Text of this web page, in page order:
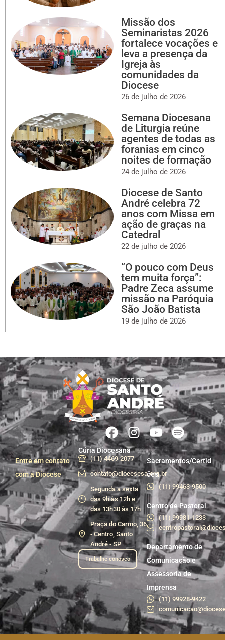
Missão dos
Seminaristas 2026
fortalece vocações e
leva a presença da
Igreja às
comunidades da
Diocese
26 de julho de 2026
Semana Diocesana
de Liturgia reúne
agentes de todas as
foranias em cinco
noites de formação
24 de julho de 2026
Diocese de Santo
André celebra 72
anos com Missa em
ação de graças na
Catedral
22 de julho de 2026
“O pouco com Deus
tem muita força”:
Padre Zeca assume
missão na Paróquia
São João Batista
19 de julho de 2026
Entre em contato
com a Diocese
Cúria Diocesana
(11) 4469-2077
contato@diocesesa.org.br
Segunda a sexta
das 9h às 12h e
das 13h30 às 17h
Praça do Carmo, 36
- Centro, Santo
André - SP
Trabalhe conosco
Sacramentos/Certid
ões
(11) 99463-9500
Centro de Pastoral
(11) 99981-1233
Departamento de
Comunicação e
Assessoria de
Imprensa
(11) 99928-9422